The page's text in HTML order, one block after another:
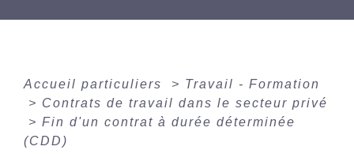
Accueil particuliers > Travail - Formation
> Contrats de travail dans le secteur privé
> Fin d'un contrat à durée déterminée
(CDD)